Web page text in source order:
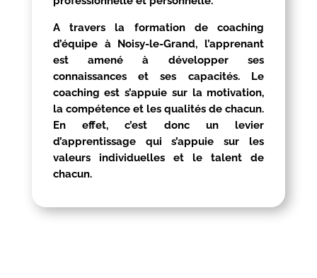
A travers la formation de coaching
d’équipe à Noisy-le-Grand, l’apprenant
est amené à développer ses
connaissances et ses capacités. Le
coaching est s’appuie sur la motivation,
la compétence et les qualités de chacun.
En effet, c’est donc un levier
d’apprentissage qui s’appuie sur les
valeurs individuelles et le talent de
chacun.